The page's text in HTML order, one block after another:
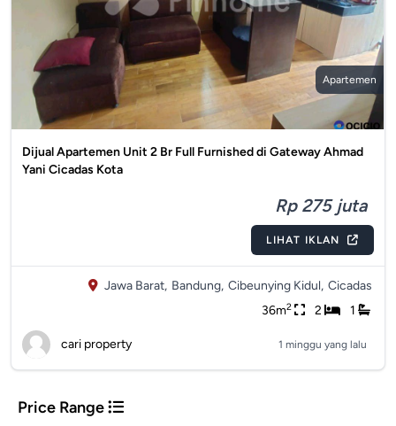
Apartemen
Dijual Apartemen Unit 2 Br Full Furnished di Gateway Ahmad
Yani Cicadas Kota
Rp 275 juta
LIHAT IKLAN
Jawa Barat, Bandung, Cibeunying Kidul, Cicadas
36m2 2 1
cari property 1 minggu yang lalu
Price Range